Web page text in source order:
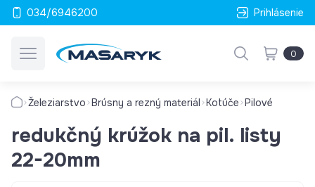
034/6946200 Prihlásenie
0
Železiarstvo Brúsny a rezný materiál Kotúče Pilové
redukčný krúžok na pil. listy
22-20mm